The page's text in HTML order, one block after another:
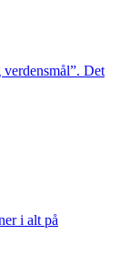
Det
i alt på